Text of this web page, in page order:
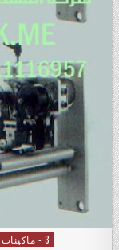
Posted in
3 - ماكينات لحام اكياس وماكينات طباعة تاريخ انتاج